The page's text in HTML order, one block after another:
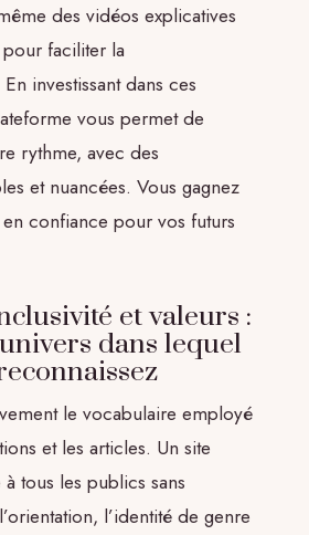
des vidéos explicatives
faciliter la
investissant dans ces
vous permet de
rythme, avec des
et nuancées. Vous gagnez
confiance pour vos futurs
et valeurs :
dans lequel
le vocabulaire employé
et les articles. Un site
à tous les publics sans
l’identité de genre